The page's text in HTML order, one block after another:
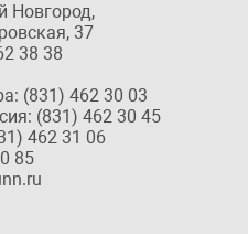
Новгород,
37
38 38
(831) 462 30 03
(831) 462 30 45
462 31 06
85